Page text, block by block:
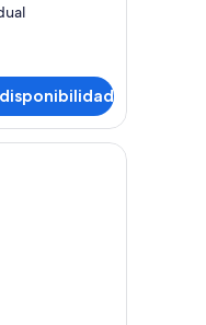
un televisor y un aparador
hotel moderna con un